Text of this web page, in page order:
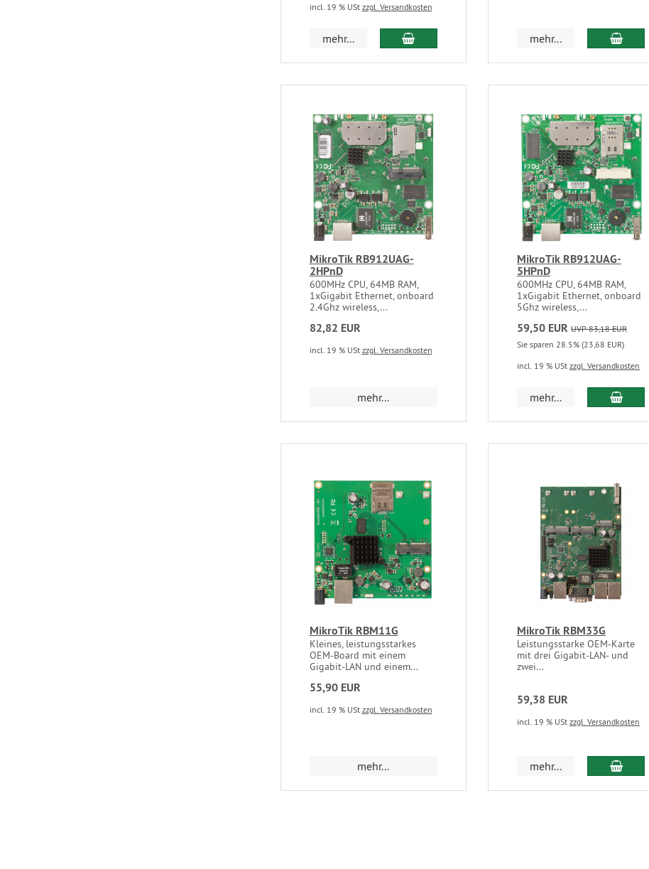
incl. 19 % USt zzgl. Versandkosten
mehr... mehr...
MikroTik RB912UAG-
2HPnD
600MHz CPU, 64MB RAM,
1xGigabit Ethernet, onboard
2.4Ghz wireless,...
82,82 EUR
incl. 19 % USt zzgl. Versandkosten
mehr...
MikroTik RB912UAG-
5HPnD
600MHz CPU, 64MB RAM,
1xGigabit Ethernet, onboard
5Ghz wireless,...
59,50 EUR UVP 83,18 EUR
Sie sparen 28.5% (23,68 EUR)
incl. 19 % USt zzgl. Versandkosten
mehr...
MikroTik RBM11G
Kleines, leistungsstarkes
OEM-Board mit einem
Gigabit-LAN und einem...
55,90 EUR
incl. 19 % USt zzgl. Versandkosten
mehr...
MikroTik RBM33G
Leistungsstarke OEM-Karte
mit drei Gigabit-LAN- und
zwei...
59,38 EUR
incl. 19 % USt zzgl. Versandkosten
mehr...